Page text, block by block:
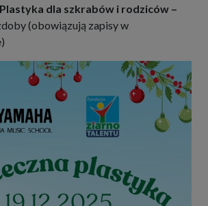
dla szkrabów i rodziców –
(obowiązują zapisy w